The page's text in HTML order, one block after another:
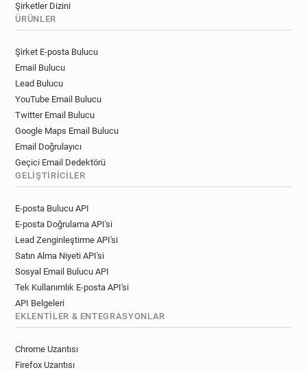
Şirketler Dizini
ÜRÜNLER
Şirket E-posta Bulucu
Email Bulucu
Lead Bulucu
YouTube Email Bulucu
Twitter Email Bulucu
Google Maps Email Bulucu
Email Doğrulayıcı
Geçici Email Dedektörü
GELIŞTIRICILER
E-posta Bulucu API
E-posta Doğrulama API'si
Lead Zenginleştirme API'si
Satın Alma Niyeti API'si
Sosyal Email Bulucu API
Tek Kullanımlık E-posta API'si
API Belgeleri
EKLENTILER & ENTEGRASYONLAR
Chrome Uzantısı
Firefox Uzantısı